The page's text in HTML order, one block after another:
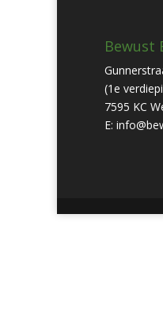
Bewust
(1e
7595 KC
E: